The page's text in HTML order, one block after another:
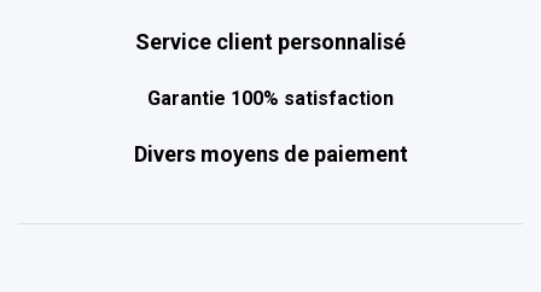
Service client personnalisé
Garantie 100% satisfaction
Divers moyens de paiement